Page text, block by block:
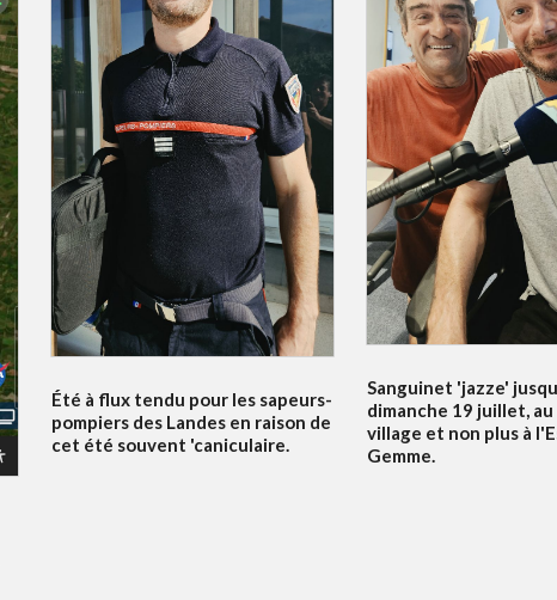
Été à flux tendu pour les sapeurs-
pompiers des Landes en raison de
cet été souvent 'caniculaire.
Sanguinet 'jazze'
dimanche 19 juillet,
village et non plus à
Gemme.